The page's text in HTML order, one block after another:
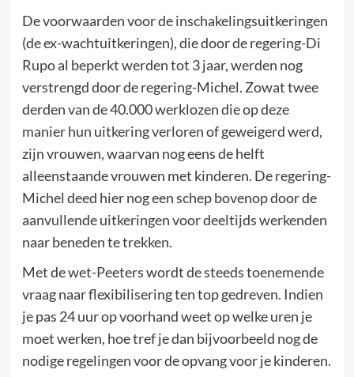
De voorwaarden voor de inschakelingsuitkeringen
(de ex-wachtuitkeringen), die door de regering-Di
Rupo al beperkt werden tot 3 jaar, werden nog
verstrengd door de regering-Michel. Zowat twee
derden van de 40.000 werklozen die op deze
manier hun uitkering verloren of geweigerd werd,
zijn vrouwen, waarvan nog eens de helft
alleenstaande vrouwen met kinderen. De regering-
Michel deed hier nog een schep bovenop door de
aanvullende uitkeringen voor deeltijds werkenden
naar beneden te trekken.
Met de wet-Peeters wordt de steeds toenemende
vraag naar flexibilisering ten top gedreven. Indien
je pas 24 uur op voorhand weet op welke uren je
moet werken, hoe tref je dan bijvoorbeeld nog de
nodige regelingen voor de opvang voor je kinderen.